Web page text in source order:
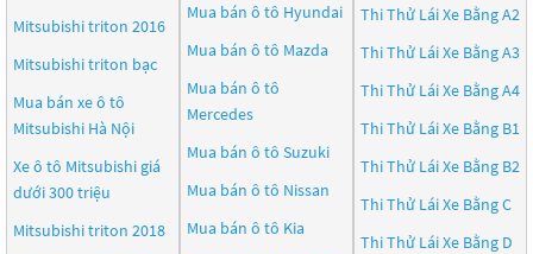
Mitsubishi triton 2016
Mitsubishi triton bạc
Mua bán xe ô tô
Mitsubishi Hà Nội
Xe ô tô Mitsubishi giá
dưới 300 triệu
Mitsubishi triton 2018
Mua bán ô tô Hyundai
Mua bán ô tô Mazda
Mua bán ô tô
Mercedes
Mua bán ô tô Suzuki
Mua bán ô tô Nissan
Mua bán ô tô Kia
Thi Thử Lái Xe Bằng A2
Thi Thử Lái Xe Bằng A3
Thi Thử Lái Xe Bằng A4
Thi Thử Lái Xe Bằng B1
Thi Thử Lái Xe Bằng B2
Thi Thử Lái Xe Bằng C
Thi Thử Lái Xe Bằng D